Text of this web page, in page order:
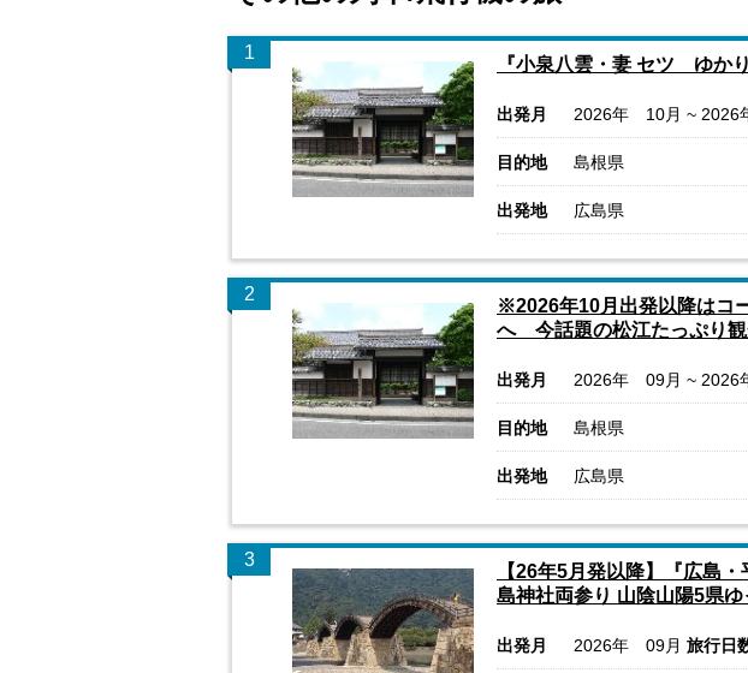
1
『小泉八雲・妻 セツ ゆか
出発月 2026年 10月 ~ 2026
目的地 島根県
出発地 広島県
2
※2026年10月出発以降はコ
へ 今話題の松江たっぷり
出発月 2026年 09月 ~ 2026
目的地 島根県
出発地 広島県
3
【26年5月発以降】『広島
島神社両参り 山陰山陽5県ゆ
出発月 2026年 09月 旅行日